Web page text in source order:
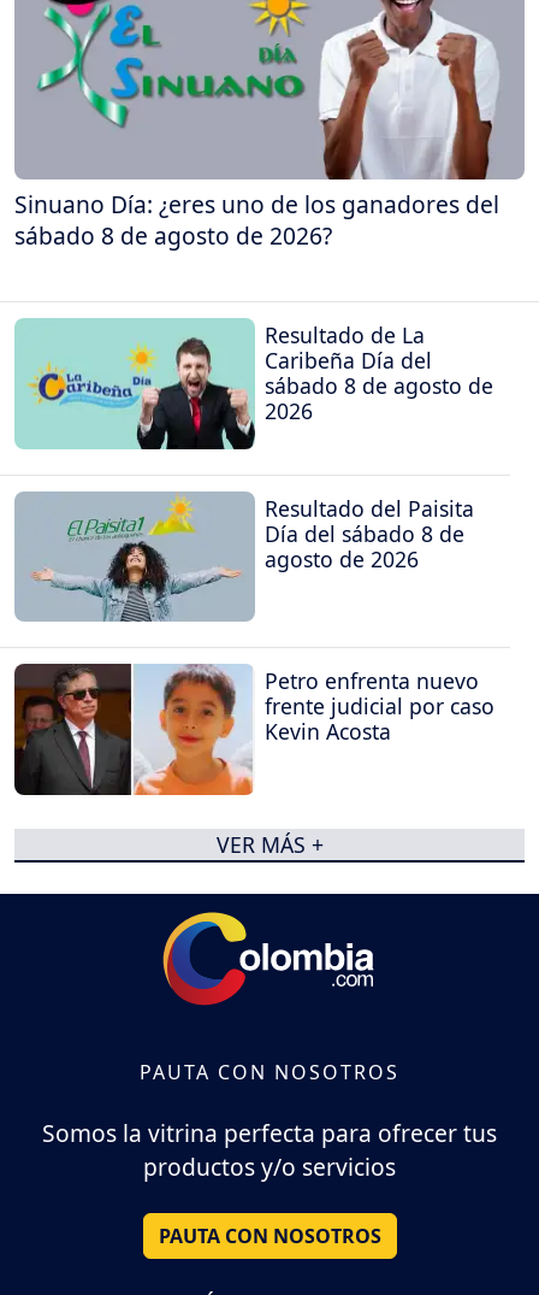
Sinuano Día: ¿eres uno de los ganadores del
sábado 8 de agosto de 2026?
Resultado de La
Caribeña Día del
sábado 8 de agosto de
2026
Resultado del Paisita
Día del sábado 8 de
agosto de 2026
Petro enfrenta nuevo
frente judicial por caso
Kevin Acosta
VER MÁS +
PAUTA CON NOSOTROS
Somos la vitrina perfecta para ofrecer tus
productos y/o servicios
PAUTA CON NOSOTROS